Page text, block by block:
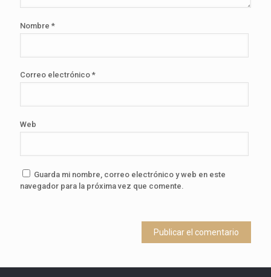
Nombre *
Correo electrónico *
Web
Guarda mi nombre, correo electrónico y web en este
navegador para la próxima vez que comente.